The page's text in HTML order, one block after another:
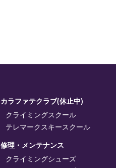
カラファテクラブ(休止中)
クライミングスクール
テレマークスキースクール
修理・メンテナンス
クライミングシューズ